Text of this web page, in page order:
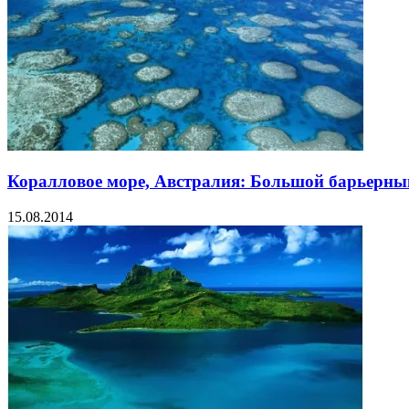
Коралловое море, Австралия: Большой
15.08.2014